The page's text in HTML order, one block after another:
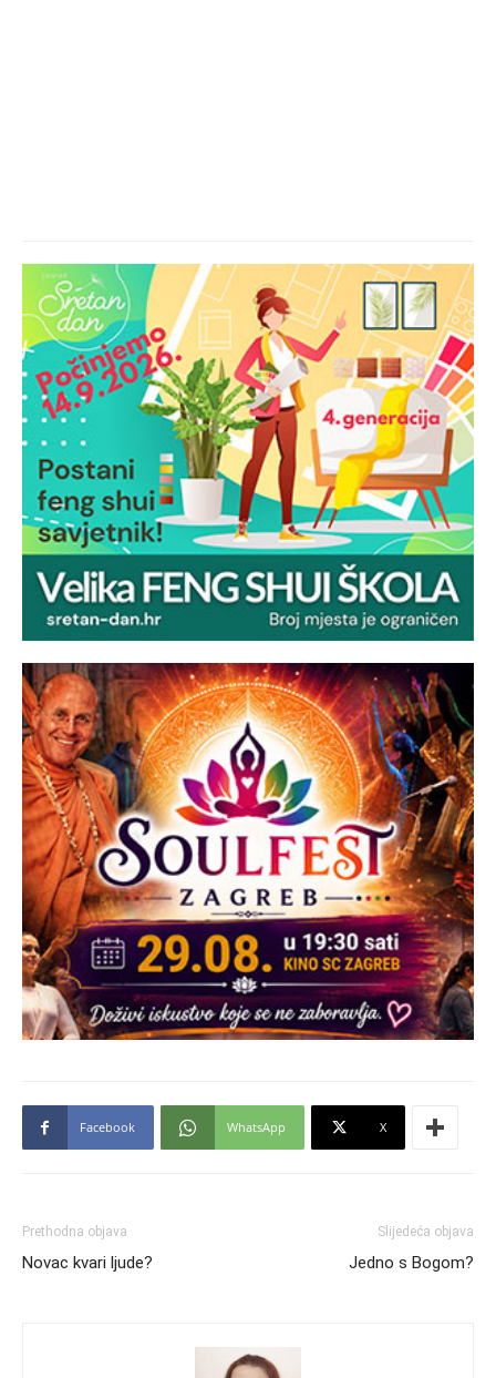
Facebook WhatsApp X
Prethodna objava
Novac kvari ljude?
Slijedeća objava
Jedno s Bogom?